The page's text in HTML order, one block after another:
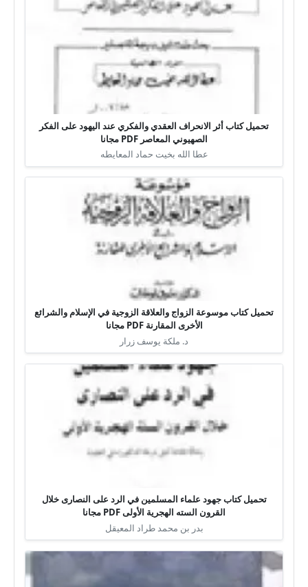
تحميل كتاب أثر الانحراف العقدي والفكري عند اليهود على الفكر
الصهيوني المعاصر PDF مجانا
عطا الله بخيت حماد المعايطه
تحميل كتاب موسوعة الزواج والعلاقة الزوجية في الإسلام والشرائع
الأخرى المقارنة PDF مجانا
د. ملكة يوسف زرار
تحميل كتاب جهود علماء المسلمين في الرد على النصارى خلال
القرون السته الهجرية الأولى PDF مجانا
بدر بن محمد طراد المعيقل